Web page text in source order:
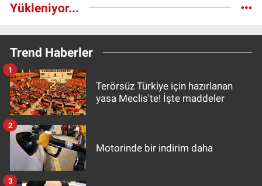
Yükleniyor...
Trend Haberler
Terörsüz Türkiye için hazırlanan
yasa Meclis'te! İşte maddeler
1
Motorinde bir indirim daha
2
3